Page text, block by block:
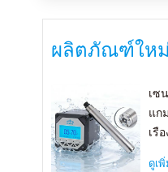
ผลิตภัณฑ์ใหม่
เซ
แก
เรื
ดูเ